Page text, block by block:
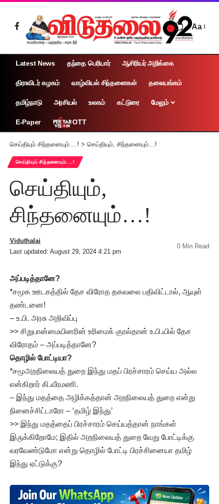
Aa
Latest News தந்தை பெரியார் ஆசிரியர் அறிக்கை
திராவிடர் கழகம் வாழ்வியல் சிந்தனைகள் தலையங்கம்
தமிழ்நாடு அரசியல் உலகம் கட்டுரை மேலும்
E-Paper OTT
செய்தியும் சிந்தனையும்....! > செய்தியும், சிந்தனையும்…!
செய்தியும் சிந்தனையும்....!
செய்தியும்,
சிந்தனையும்…!
Last updated: August 29, 2024 4:21 pm
Viduthalai
0 Min Read
அப்படித்தானே?
*சமூக ஊடகத்தில் தேச விரோத தகவலை பதிவிட்டால், ஆயுள்
தண்டனை!
– உ.பி. அரசு அறிவிப்பு
>> சிறுபான்மையினரின் உரிமைக் குரல்தான் உ.பி.யில் தேச
விரோதம் – அப்படித்தானே?
தொழில் போட்டியா?
*சமூஅறநிலையத் துறை இந்து மதப் பிரச்சாரம் செய்ய அல்ல
என்கிறார் கி.வீரமணி.
– இந்து மதத்தை அழிக்கத்தான் அறநிலையத் துறை என்று
நினைச்சிட்டாரோ – ‘தமிழ் இந்து’
>> இந்து மதத்தைப் பிரச்சாரம் செய்யத்தான் நாங்கள்
இருக்கிறோமே; இதில் அறநிலையத் துறை வேறு போட்டிக்கு
வரவேண்டுமோ என்று தொழில் போட்டி பிரச்சினையா தமிழ்
இந்து ஏட்டுக்கு?